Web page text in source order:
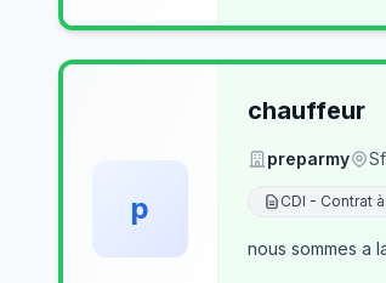
p
chauffeur
preparmy
CDI - Contrat
nous sommes a